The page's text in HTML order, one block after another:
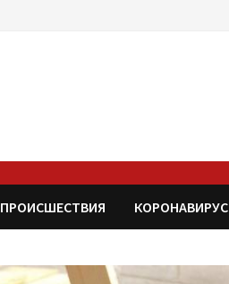
ПРОИСШЕСТВИЯ КОРОНАВИРУС